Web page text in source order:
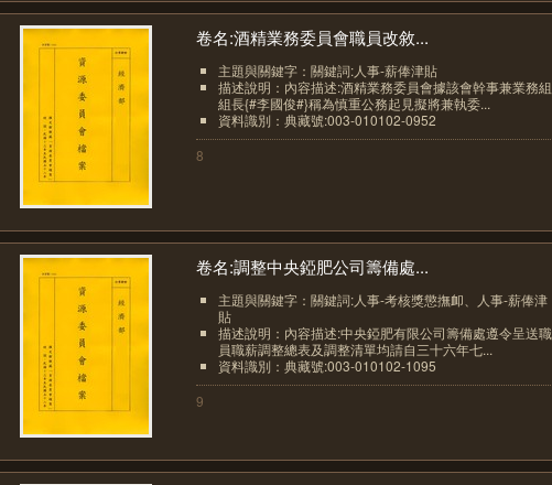
卷名:酒精業務委員會職員改敘...
主題與關鍵字：關鍵詞:人事-薪俸津貼
描述說明：內容描述:酒精業務委員會據該會幹事兼業務組
組長{#李國俊#}稱為慎重公務起見擬將兼執委...
資料識別：典藏號:003-010102-0952
8
卷名:調整中央錏肥公司籌備處...
主題與關鍵字：關鍵詞:人事-考核獎懲撫卹、人事-薪俸津
貼
描述說明：內容描述:中央錏肥有限公司籌備處遵令呈送職
員職薪調整總表及調整清單均請自三十六年七...
資料識別：典藏號:003-010102-1095
9